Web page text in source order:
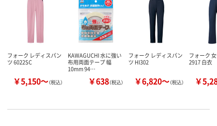
フォーク レディスパン
ツ 6022SC
￥5,150～（税込）
KAWAGUCHI 水に強い
布用両面テープ 幅
10mm 94…
￥638（税込）
フォーク レディスパン
ツ HI302
￥6,820～（税込）
フォーク
2917 白衣
￥